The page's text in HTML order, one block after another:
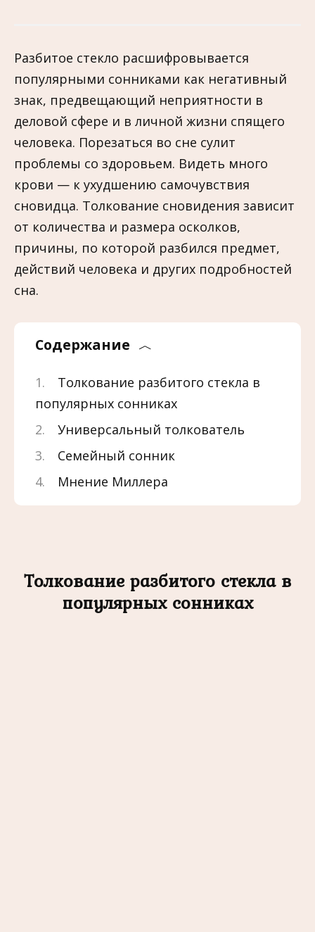
Разбитое стекло расшифровывается
популярными сонниками как негативный
знак, предвещающий неприятности в
деловой сфере и в личной жизни спящего
человека. Порезаться во сне сулит
проблемы со здоровьем. Видеть много
крови — к ухудшению самочувствия
сновидца. Толкование сновидения зависит
от количества и размера осколков,
причины, по которой разбился предмет,
действий человека и других подробностей
сна.
Содержание
Толкование разбитого стекла в
популярных сонниках
Универсальный толкователь
Семейный сонник
Мнение Миллера
Толкование разбитого стекла в
популярных сонниках